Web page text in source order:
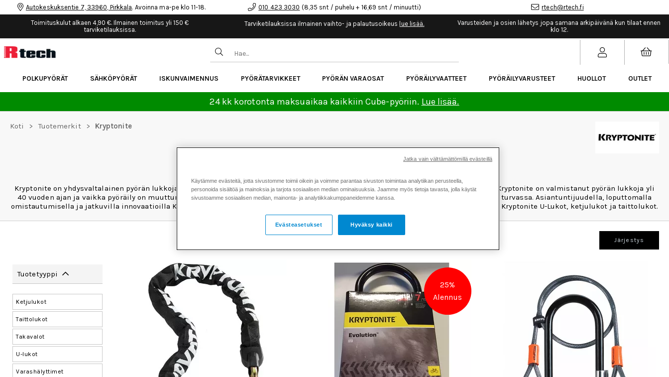
Autokeskuksentie 7, 33960, Pirkkala. Avoinna ma-pe klo 11-18. 010 423 3030 (8,35 snt / puhelu + 16,69 snt / minuutti) rtech@rtech.fi
Toimituskulut alkaen 4,90 €. Ilmainen toimitus yli 150 €
tarviketilauksissa.
Tarviketilauksissa ilmainen vaihto- ja palautusoikeus lue lisää.
Varusteiden ja osien lähetys jopa samana arkipäivänä kun tilaat ennen
klo 12.
POLKUPYÖRÄT SÄHKÖPYÖRÄT ISKUNVAIMENNUS PYÖRÄTARVIKKEET PYÖRÄN VARAOSAT PYÖRÄILYVAATTEET PYÖRÄILYVARUSTEET HUOLLOT OUTLET
24 kk korotonta maksuaikaa kaikkiin Cube-pyöriin. Lue lisää.
Koti > Tuotemerkit > Kryptonite
Kryptonite on yhdysvaltalainen pyörän lukkoja valmistava yritys, jonka korkealaatuiset pyörän lukot auttavat pitämään pyörän tallessa. Kryptonite on valmistanut pyörän lukkoja yli
40 vuoden ajan ja vaikka pyöräily on muuttunut aikojen saatossa, on Kryptoniten tavoite yhä sama: auttaa pitämään ihmisten omaisuus turvassa. Asiantuntijuudella, loputtomalla
omistautumisella ja jatkuvilla innovaatioilla Kryptonite tarjoaa fiksuja ja luotettavia pyörän lukkoja. Valikoimastamme löytyy laadukkaat Kryptonite U-Lukot, ketjulukot ja taittolukot.
Järjestys
Tuotetyyppi
Ketjulukot
Taittolukot
Takavalot
U-lukot
Varashälyttimet
25%
Alennus
Käytämme evästeitä, jotta sivustomme toimii oikein ja voimme parantaa sivuston toimintaa analytiikan perusteella,
personoida sisältöä ja mainoksia ja tarjota sosiaalisen median ominaisuuksia. Jaamme myös tietoja tavasta, jolla käytät
sivustoamme sosiaalisen median, mainonta- ja analytiikkakumppaneidemme kanssa.
Hyväksy kaikki
Evästeasetukset
Jatka vain välttämättömillä evästeillä